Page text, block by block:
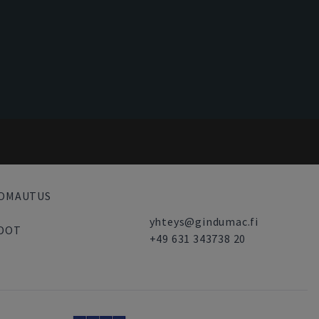
yhteys@gindumac.fi
+49 631 343738 20